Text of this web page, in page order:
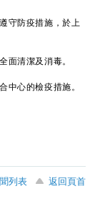
守防疫措施，於上
面清潔及消毒。
心的檢疫措施。
列表
返回頁首